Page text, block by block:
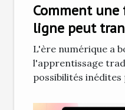
Comment
ligne peut
débutants en
professionnels
L'ère numérique a
l'apprentissage
possibilités inédites